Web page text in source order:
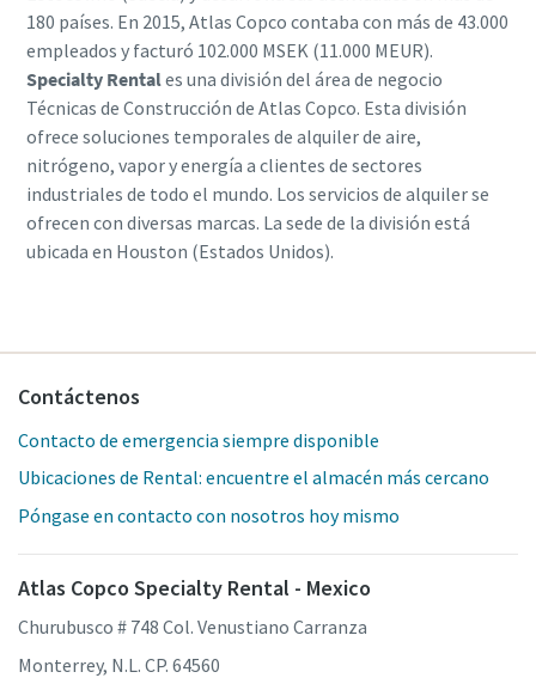
180 países. En 2015, Atlas Copco contaba con más de 43.000
empleados y facturó 102.000 MSEK (11.000 MEUR).
Specialty Rentales una división del área de negocio
Técnicas de Construcción de Atlas Copco. Esta división
ofrece soluciones temporales de alquiler de aire,
nitrógeno, vapor y energía a clientes de sectores
industriales de todo el mundo. Los servicios de alquiler se
ofrecen con diversas marcas. La sede de la división está
ubicada en Houston (Estados Unidos).
Contáctenos
Contacto de emergencia siempre disponible
Ubicaciones de Rental: encuentre el almacén más cercano
Póngase en contacto con nosotros hoy mismo
Atlas Copco Specialty Rental - Mexico
Churubusco # 748 Col. Venustiano Carranza
Monterrey, N.L. CP. 64560